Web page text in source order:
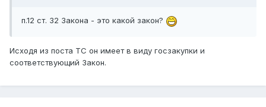
п.12 ст. 32 Закона - это какой закон?
Исходя из поста ТС он имеет в виду госзакупки и
соответствующий Закон.